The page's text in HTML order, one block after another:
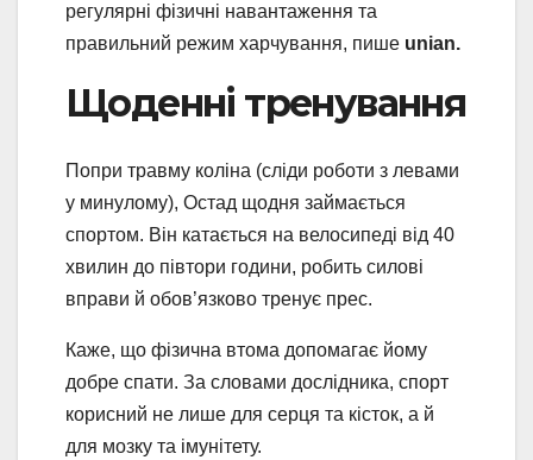
регулярні фізичні навантаження та
правильний режим харчування, пише unian.
Щоденні тренування
Попри травму коліна (сліди роботи з левами
у минулому), Остад щодня займається
спортом. Він катається на велосипеді від 40
хвилин до півтори години, робить силові
вправи й обов’язково тренує прес.
Каже, що фізична втома допомагає йому
добре спати. За словами дослідника, спорт
корисний не лише для серця та кісток, а й
для мозку та імунітету.